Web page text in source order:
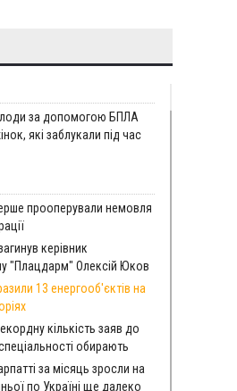
за допомогою БПЛА
які заблукали під час
прооперували немовля
керівник
"Плацдарм" Олексій Юков
13 енергооб'єктів на
кількість заяв до
спеціальності обирають
за місяць зросли на
по Україні ще далеко